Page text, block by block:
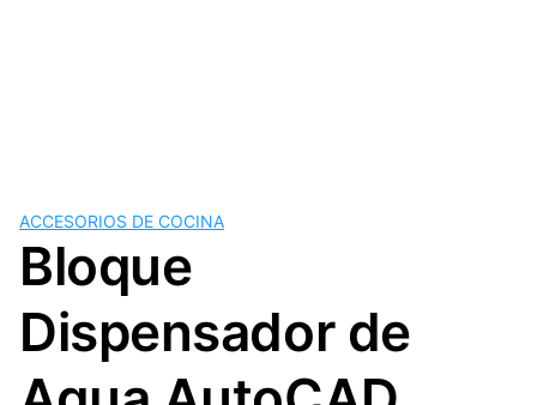
ACCESORIOS DE COCINA
Bloque
Dispensador de